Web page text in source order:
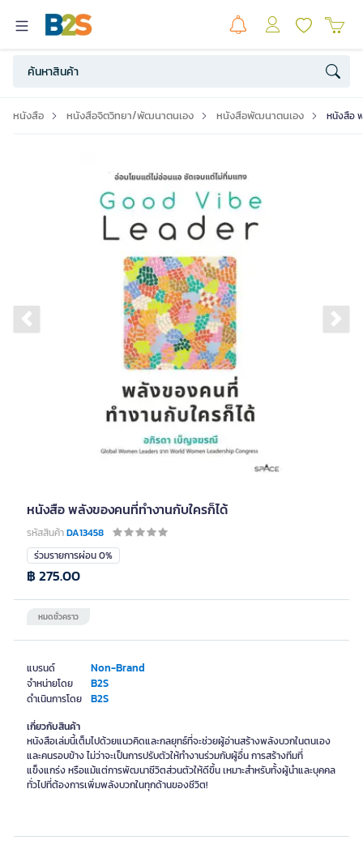
หนังสือ หนังสือจิตวิทยา/พัฒนาตนเอง หนังสือพัฒนาตนเอง หนังสือ
Previous slide
หนังสือ พลังของคนที่ทำงานกับใครก็ได้
รหัสสินค้าDA13458
แบรนด์ Non-Brand
จำหน่ายโดย B2S
ดำเนินการโดย B2S
ร่วมรายการผ่อน 0%
หมดชั่วคราว
฿ 275.00
เกี่ยวกับสินค้า
หนังสือเล่มนี้เต็มไปด้วยแนวคิดและกลยุทธ์ที่จะช่วยผู้อ่านสร้างพลังบวกในตนเอง
และคนรอบข้าง ไม่ว่าจะเป็นการปรับตัวให้ทำงานร่วมกับผู้อื่น การสร้างทีมที่
แข็งแกร่ง หรือแม้แต่การพัฒนาชีวิตส่วนตัวให้ดีขึ้น เหมาะสำหรับทั้งผู้นำและบุคคล
ทั่วไปที่ต้องการเพิ่มพลังบวกในทุกด้านของชีวิต!